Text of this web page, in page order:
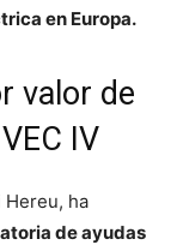
en Europa.
valor de
IV
ha
de ayudas